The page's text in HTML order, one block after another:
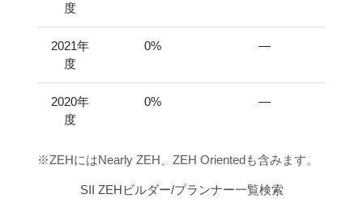
度
2021年
度
0% ―
2020年
度
0% ―
※ZEHにはNearly ZEH、ZEH Orientedも含みます。
SII ZEHビルダー/プランナー一覧検索